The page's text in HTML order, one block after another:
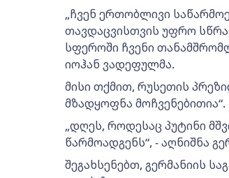
„ჩვენ ერთობლივი
თავდაცვისთვის უფრო
სფეროში ჩვენი
იოჰან ვადეფულმა.
მისი თქმით, რუსეთის
მზადყოფნა მოჩვენებითია“.
„დღეს, როდესაც პუტინი
წარმოადგენს“, - აღნიშნა
შეგახსენებთ, გერმანიის